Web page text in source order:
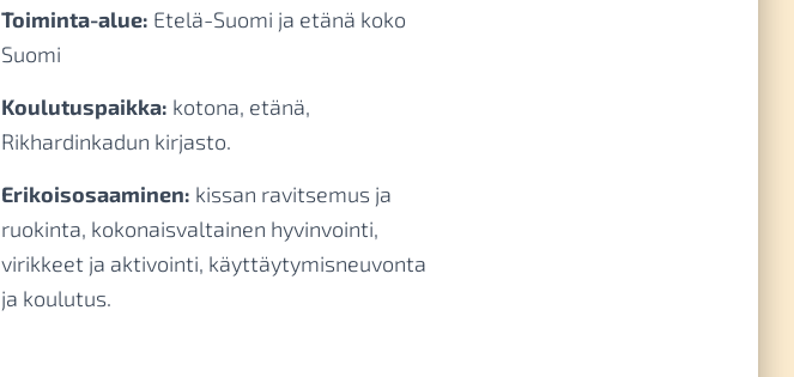
Toiminta-alue: Etelä-Suomi ja etänä koko
Suomi
Koulutuspaikka: kotona, etänä,
Rikhardinkadun kirjasto.
Erikoisosaaminen: kissan ravitsemus ja
ruokinta, kokonaisvaltainen hyvinvointi,
virikkeet ja aktivointi, käyttäytymisneuvonta
ja koulutus.